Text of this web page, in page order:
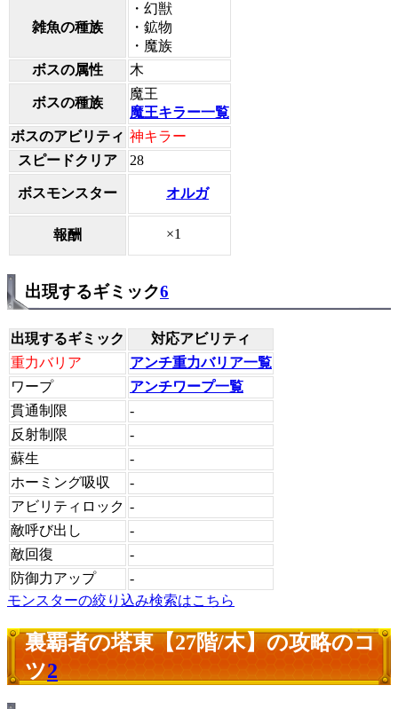
雑魚の種族
・幻獣
・鉱物
・魔族
ボスの属性
木
ボスの種族
魔王
魔王キラー一覧
ボスのアビリティ 神キラー
スピードクリア
28
ボスモンスター オルガ
報酬 ×1
出現するギミック6
出現するギミック
対応アビリティ
重力バリア
アンチ重力バリア一覧
ワープ
アンチワープ一覧
貫通制限
-
反射制限
-
蘇生
-
ホーミング吸収
-
アビリティロック -
敵呼び出し
-
敵回復
-
防御力アップ
-
モンスターの絞り込み検索はこちら
裏覇者の塔東【27階/木】の攻略のコ
ツ2